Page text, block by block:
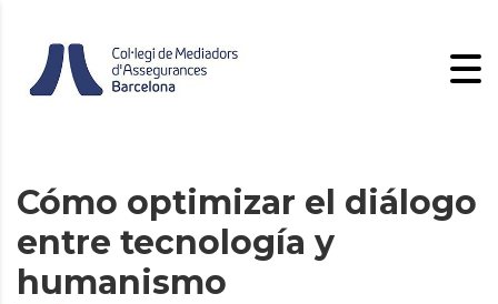
Cómo optimizar el diálogo
entre tecnología y
humanismo